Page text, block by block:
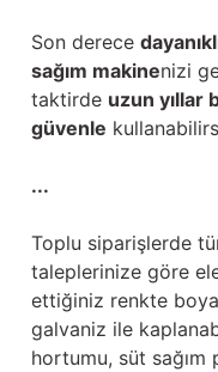
Son derece
sağım makinenizi
taktirde uzun yıllar
güvenle
...
Toplu siparişlerde
taleplerinize göre
ettiğiniz renkte
galvaniz ile
hortumu, süt